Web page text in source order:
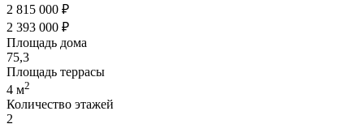
2 815 000 ₽
2 393 000 ₽
Площадь дома
75,3
Площадь террасы
4 м2
Количество этажей
2